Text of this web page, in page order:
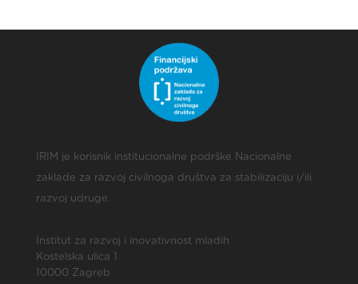
IRIM je korisnik institucionalne podrške Nacionalne
zaklade za razvoj civilnoga društva za stabilizaciju i/ili
razvoj udruge.
Institut za razvoj i inovativnost mladih
Kostelska ulica 1
10000 Zagreb